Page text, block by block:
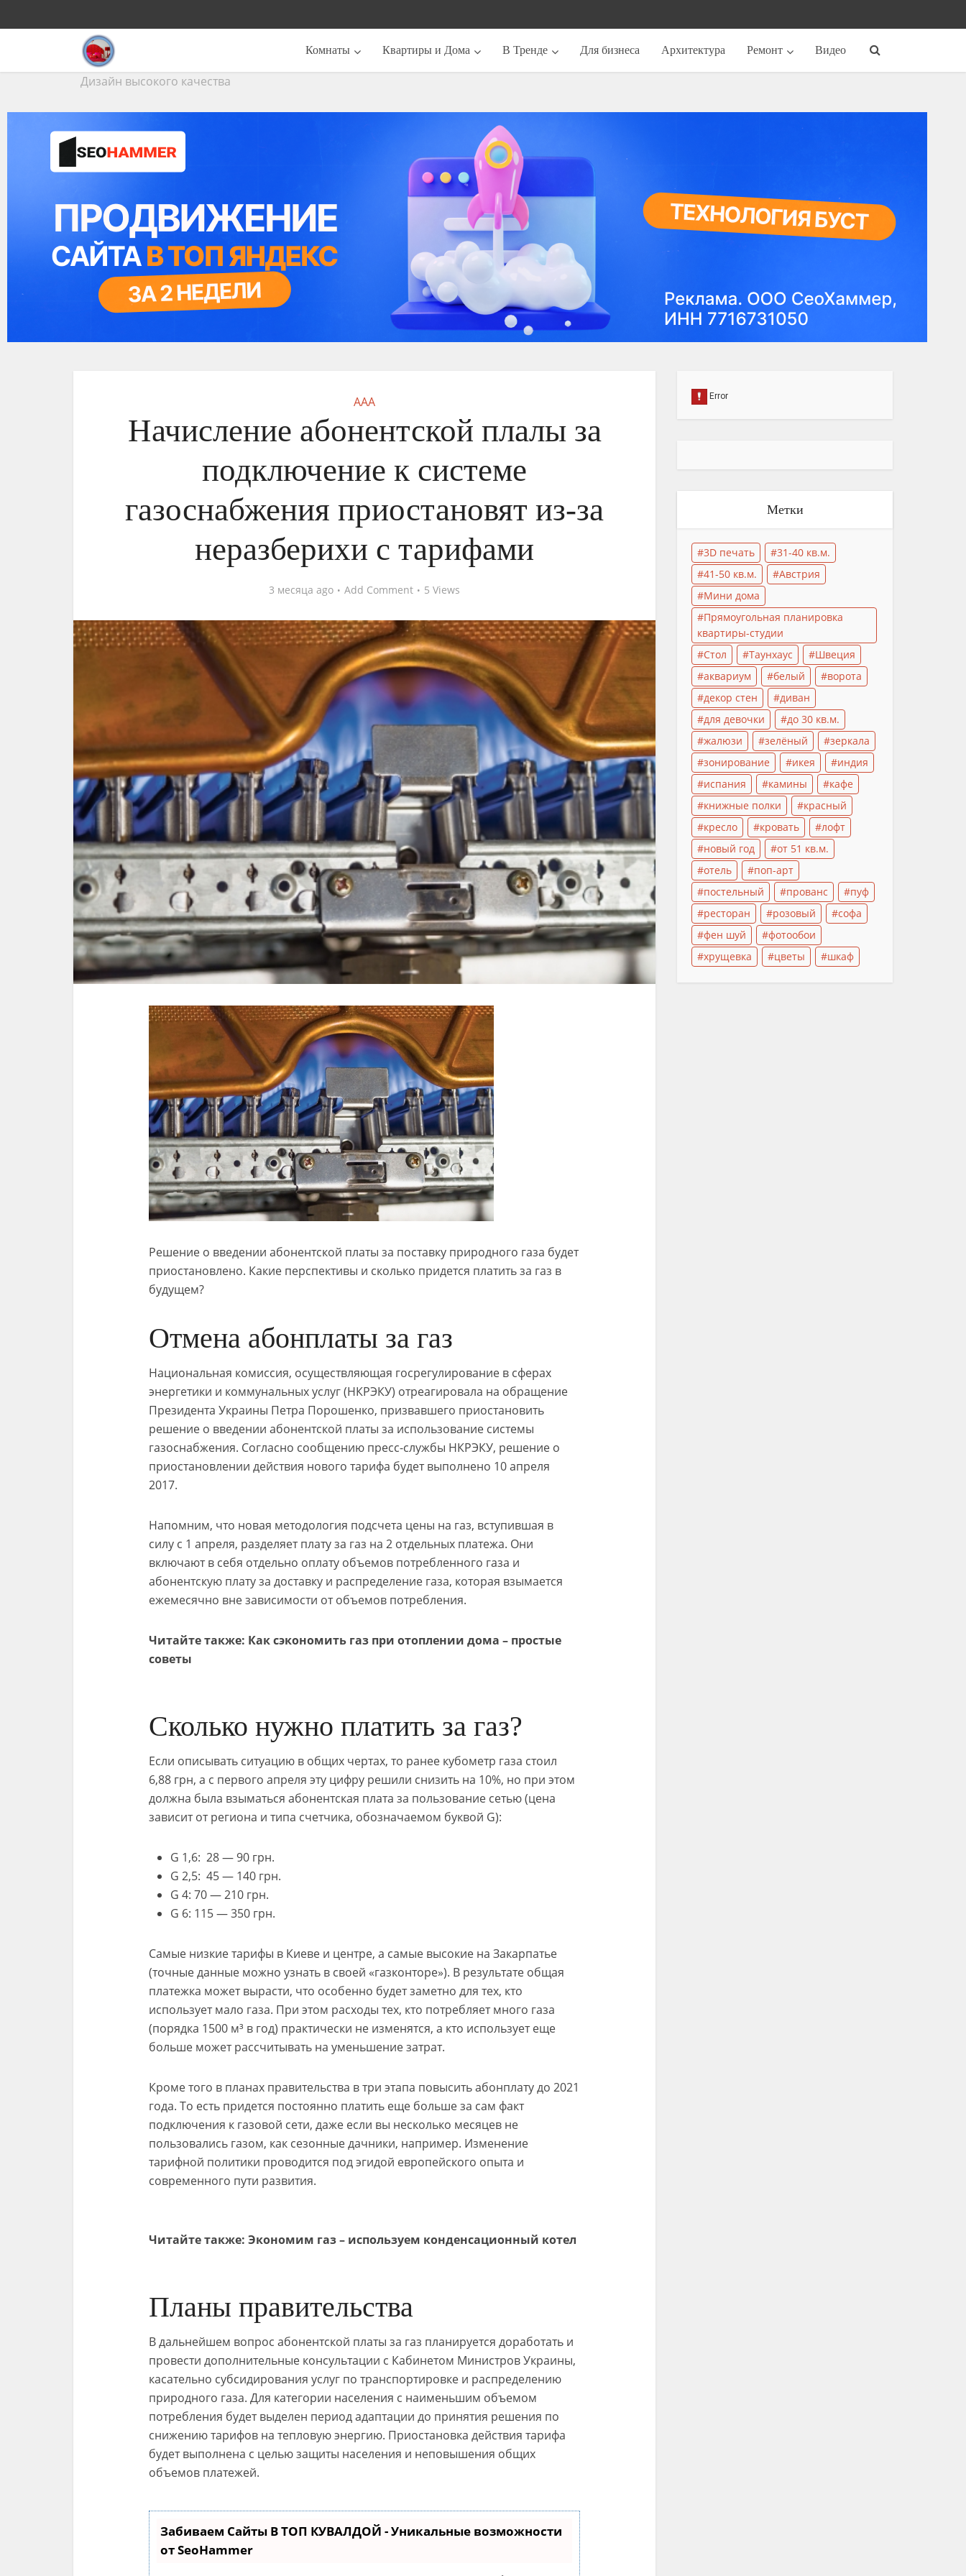
Дизайн высокого качества
Комнаты Квартиры и Дома В Тренде Для бизнеса Архитектура Ремонт Видео
AAA
Начисление абонентской плалы за
подключение к системе
газоснабжения приостановят из-за
неразберихи с тарифами
3 месяца ago Add Comment 5 Views
Решение о введении абонентской платы за поставку природного газа будет
приостановлено. Какие перспективы и сколько придется платить за газ в
будущем?
Отмена абонплаты за газ
Национальная комиссия, осуществляющая госрегулирование в сферах
энергетики и коммунальных услуг (НКРЭКУ) отреагировала на обращение
Президента Украины Петра Порошенко, призвавшего приостановить
решение о введении абонентской платы за использование системы
газоснабжения. Согласно сообщению пресс-службы НКРЭКУ, решение о
приостановлении действия нового тарифа будет выполнено 10 апреля
2017.
Напомним, что новая методология подсчета цены на газ, вступившая в
силу с 1 апреля, разделяет плату за газ на 2 отдельных платежа. Они
включают в себя отдельно оплату объемов потребленного газа и
абонентскую плату за доставку и распределение газа, которая взымается
ежемесячно вне зависимости от объемов потребления.
Читайте также: Как сэкономить газ при отоплении дома – простые
советы
Сколько нужно платить за газ?
Если описывать ситуацию в общих чертах, то ранее кубометр газа стоил
6,88 грн, а с первого апреля эту цифру решили снизить на 10%, но при этом
должна была взыматься абонентская плата за пользование сетью (цена
зависит от региона и типа счетчика, обозначаемом буквой G):
G 1,6: 28 — 90 грн.
G 2,5: 45 — 140 грн.
G 4: 70 — 210 грн.
G 6: 115 — 350 грн.
Самые низкие тарифы в Киеве и центре, а самые высокие на Закарпатье
(точные данные можно узнать в своей «газконторе»). В результате общая
платежка может вырасти, что особенно будет заметно для тех, кто
использует мало газа. При этом расходы тех, кто потребляет много газа
(порядка 1500 м³ в год) практически не изменятся, а кто использует еще
больше может рассчитывать на уменьшение затрат.
Кроме того в планах правительства в три этапа повысить абонплату до 2021
года. То есть придется постоянно платить еще больше за сам факт
подключения к газовой сети, даже если вы несколько месяцев не
пользовались газом, как сезонные дачники, например. Изменение
тарифной политики проводится под эгидой европейского опыта и
современного пути развития.
Читайте также: Экономим газ – используем конденсационный котел
Планы правительства
В дальнейшем вопрос абонентской платы за газ планируется доработать и
провести дополнительные консультации с Кабинетом Министров Украины,
касательно субсидирования услуг по транспортировке и распределению
природного газа. Для категории населения с наименьшим объемом
потребления будет выделен период адаптации до принятия решения по
снижению тарифов на тепловую энергию. Приостановка действия тарифа
будет выполнена с целью защиты населения и неповышения общих
объемов платежей.
Забиваем Сайты В ТОП КУВАЛДОЙ - Уникальные возможности
от SeoHammer
Метки
3D печать
31-40 кв.м.
41-50 кв.м.
Австрия
Мини дома
Прямоугольная планировка
квартиры-студии
Стол
Таунхаус
Швеция
аквариум
белый
ворота
декор стен
диван
для девочки
до 30 кв.м.
жалюзи
зелёный
зеркала
зонирование
икея
индия
испания
камины
кафе
книжные полки
красный
кресло
кровать
лофт
новый год
от 51 кв.м.
отель
поп-арт
постельный
прованс
пуф
ресторан
розовый
софа
фен шуй
фотообои
хрущевка
цветы шкаф